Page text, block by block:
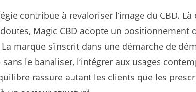
contribue à revaloriser l’image du CBD.
Magic CBD adopte un positionnement
marque s’inscrit dans une démarche de
sans le banaliser, l’intégrer aux usages
rassure autant les clients que les